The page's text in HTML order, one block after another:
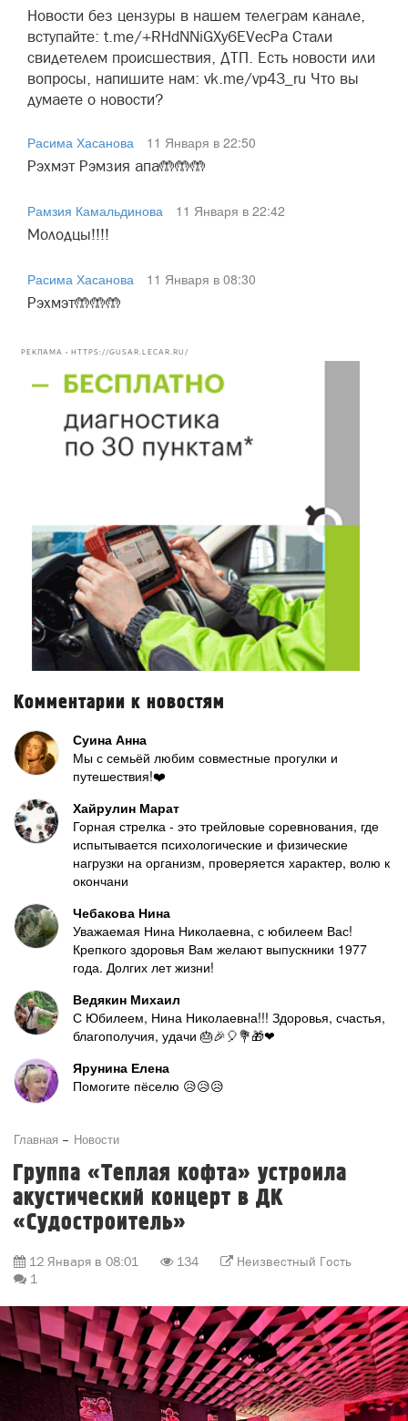
Новости без цензуры в нашем телеграм канале,
вступайте: t.me/+RHdNNiGXy6EVecPa Стали
свидетелем происшествия, ДТП. Есть новости или
вопросы, напишите нам: vk.me/vp43_ru Что вы
думаете о новости?
Расима Хасанова
11 Января в 22:50
Рэхмэт Рэмзия апа🤲🤲🤲
Рамзия Камальдинова
11 Января в 22:42
Молодцы!!!!
Расима Хасанова
11 Января в 08:30
Рэхмэт🤲🤲🤲
РЕКЛАМА • HTTPS://GUSAR.LECAR.RU/
Комментарии к новостям
Суина Анна
Мы с семьёй любим совместные прогулки и
путешествия!❤️
Хайрулин Марат
Горная стрелка - это трейловые соревнования, где
испытывается психологические и физические
нагрузки на организм, проверяется характер, волю к
окончани
Чебакова Нина
Уважаемая Нина Николаевна, с юбилеем Вас!
Крепкого здоровья Вам желают выпускники 1977
года. Долгих лет жизни!
Ведякин Михаил
С Юбилеем, Нина Николаевна!!! Здоровья, счастья,
благополучия, удачи 🎂🎉🎈💐🎁❤
Ярунина Елена
Помогите пёселю 😥😥😥
Главная Новости
Группа «Теплая кофта» устроила
акустический концерт в ДК
«Судостроитель»
12 Января в 08:01 134
Неизвестный Гость
1